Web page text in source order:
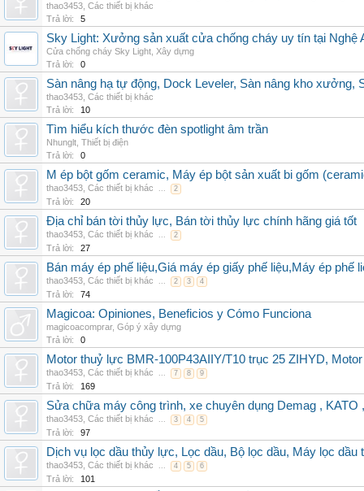
thao3453 Các thiết bị khác
Trả lời:
5
Sky Light: Xưởng sản xuất cửa chống cháy uy tín tại Nghệ
Cửa chống cháy Sky Light Xây dựng
Trả lời:
0
Sàn nâng hạ tự động, Dock Leveler, Sàn nâng kho xưởng,
thao3453 Các thiết bị khác
Trả lời:
10
Tìm hiểu kích thước đèn spotlight âm trần
Nhunglt Thiết bị điện
Trả lời:
0
M ép bột gốm ceramic, Máy ép bột sản xuất bi gốm
thao3453 Các thiết bị khác ... 2
Trả lời: 20
Địa chỉ bán tời thủy lực, Bán tời thủy lực chính hãng giá tốt
thao3453 Các thiết bị khác ... 2
Trả lời: 27
Bán máy ép phế liệu,Giá máy ép giấy phế liệu,Máy ép phế
thao3453 Các thiết bị khác ... 2 3 4
Trả lời: 74
Magicoa: Opiniones, Beneficios y Cómo Funciona
magicoacomprar, Góp ý xây dựng
Trả lời:
0
Motor thuỷ lực BMR-100P43AIIY/T10 trục 25 ZIHYD,
thao3453 Các thiết bị khác ... 7 8 9
Trả lời: 169
Sửa chữa máy công trình, xe chuyên dụng Demag , KATO
thao3453 Các thiết bị khác ... 3 4 5
Trả lời: 97
Dịch vụ lọc dầu thủy lực, Lọc dầu, Bộ lọc dầu, Máy lọc
thao3453 Các thiết bị khác ... 4 5 6
Trả lời: 101